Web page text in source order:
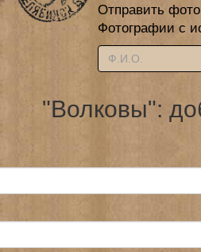
Отправить
Фотографии с
"Волковы":